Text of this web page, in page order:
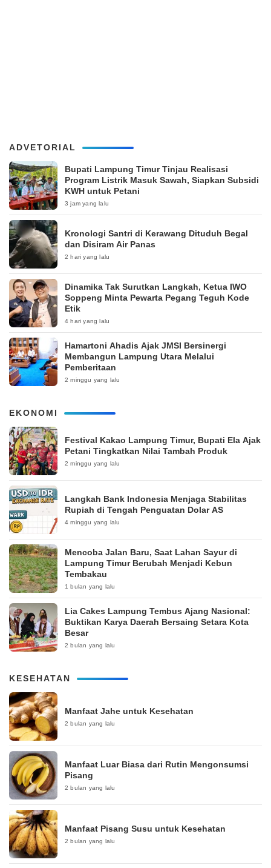
ADVETORIAL
Bupati Lampung Timur Tinjau Realisasi
Program Listrik Masuk Sawah, Siapkan Subsidi
KWH untuk Petani
3 jam yang lalu
Kronologi Santri di Kerawang Dituduh Begal
dan Disiram Air Panas
2 hari yang lalu
Dinamika Tak Surutkan Langkah, Ketua IWO
Soppeng Minta Pewarta Pegang Teguh Kode
Etik
4 hari yang lalu
Hamartoni Ahadis Ajak JMSI Bersinergi
Membangun Lampung Utara Melalui
Pemberitaan
2 minggu yang lalu
EKONOMI
‎Festival Kakao Lampung Timur, Bupati Ela Ajak
Petani Tingkatkan Nilai Tambah Produk
2 minggu yang lalu
Langkah Bank Indonesia Menjaga Stabilitas
Rupiah di Tengah Penguatan Dolar AS
4 minggu yang lalu
Mencoba Jalan Baru, Saat Lahan Sayur di
Lampung Timur Berubah Menjadi Kebun
Tembakau
1 bulan yang lalu
Lia Cakes Lampung Tembus Ajang Nasional:
Buktikan Karya Daerah Bersaing Setara Kota
Besar
2 bulan yang lalu
KESEHATAN
Manfaat Jahe untuk Kesehatan
2 bulan yang lalu
Manfaat Luar Biasa dari Rutin Mengonsumsi
Pisang
2 bulan yang lalu
Manfaat Pisang Susu untuk Kesehatan
2 bulan yang lalu